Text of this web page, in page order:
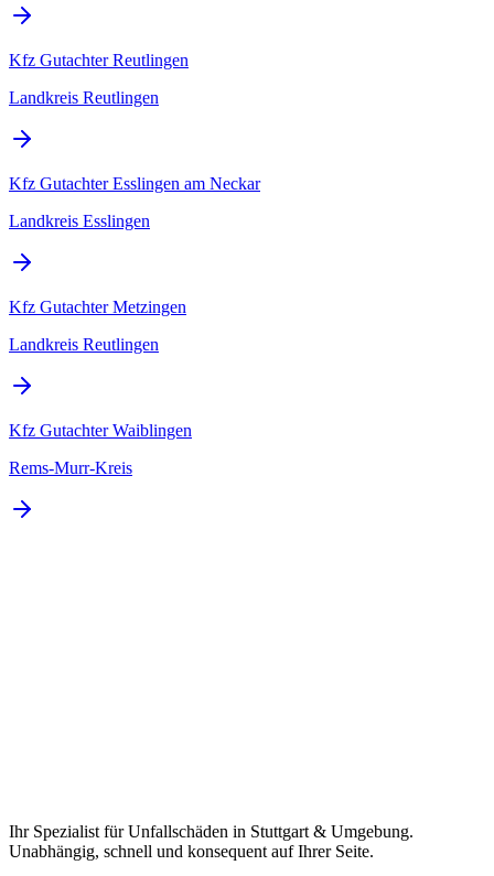
Kfz GutachterReutlingen
Landkreis Reutlingen
Kfz GutachterEsslingen am Neckar
Landkreis Esslingen
Kfz GutachterMetzingen
Landkreis Reutlingen
Kfz GutachterWaiblingen
Rems-Murr-Kreis
Ihr Spezialist für Unfallschäden in Stuttgart & Umgebung.
Unabhängig, schnell und konsequent auf Ihrer Seite.